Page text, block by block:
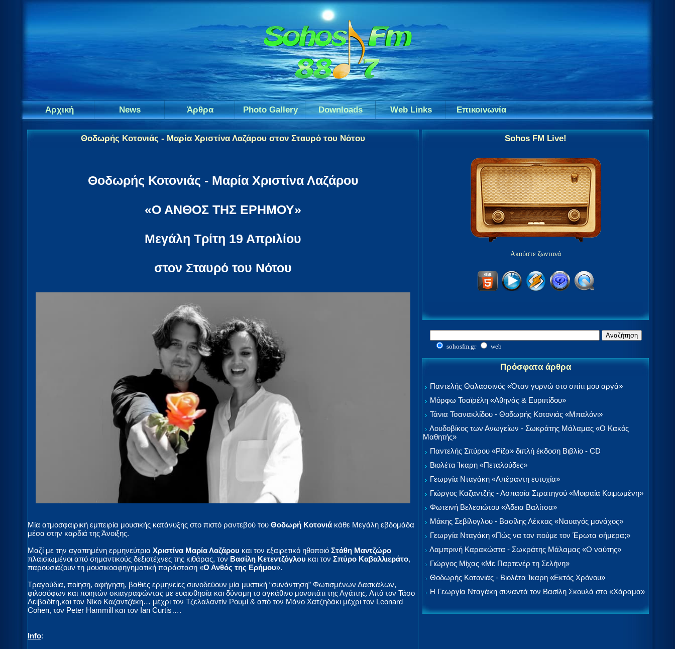
Αρχική News Άρθρα Photo Gallery Downloads Web Links Επικοινωνία
Θοδωρής Κοτονιάς - Μαρία Χριστίνα Λαζάρου στον Σταυρό του Νότου
Θοδωρής Κοτονιάς - Μαρία Χριστίνα Λαζάρου
«Ο ΑΝΘΟΣ ΤΗΣ ΕΡΗΜΟΥ»
Μεγάλη Τρίτη 19 Απριλίου
στον Σταυρό του Νότου
Μία ατμοσφαιρική εμπειρία μουσικής κατάνυξης στο πιστό ραντεβού του Θοδωρή Κοτονιά κάθε Μεγάλη εβδομάδα
μέσα στην καρδιά της Άνοιξης.
Μαζί με την αγαπημένη ερμηνεύτρια Χριστίνα Μαρία Λαζάρου και τον εξαιρετικό ηθοποιό Στάθη Μαντζώρο
πλαισιωμένοι από σημαντικούς δεξιοτέχνες της κιθάρας, τον Βασίλη Κετεντζόγλου και τον Σπύρο Καβαλλιεράτο,
παρουσιάζουν τη μουσικοαφηγηματική παράσταση «Ο Ανθός της Ερήμου».
Τραγούδια, ποίηση, αφήγηση, βαθιές ερμηνείες συνοδεύουν μία μυστική “συνάντηση” Φωτισμένων Δασκάλων,
φιλοσόφων και ποιητών σκιαγραφώντας με ευαισθησία και δύναμη το αγκάθινο μονοπάτι της Αγάπης. Από τον Τάσο
Λειβαδίτη,και τον Νίκο Καζαντζάκη… μέχρι τον Τζελαλαντίν Ρουμί & από τον Μάνο Χατζηδάκι μέχρι τον Leonard
Cohen, τον Peter Hammill και τον Ian Curtis….
Info:
Sohos FM Live!
Ακούστε ζωντανά
sohosfm.gr web
Πρόσφατα άρθρα
Παντελής Θαλασσινός «Όταν γυρνώ στο σπίτι μου αργά»
Μόρφω Τσαϊρέλη «Αθηνάς & Ευριπίδου»
Τάνια Τσανακλίδου - Θοδωρής Κοτονιάς «Μπαλόνι»
Λουδοβίκος των Ανωγείων - Σωκράτης Μάλαμας «Ο Κακός
Μαθητής»
Παντελής Σπύρου «Ρίζα» διπλή έκδοση Βιβλίο - CD
Βιολέτα Ίκαρη «Πεταλούδες»
Γεωργία Νταγάκη «Aπέραντη ευτυχία»
Γιώργος Καζαντζής - Ασπασία Στρατηγού «Μοιραία Κοιμωμένη»
Φωτεινή Βελεσιώτου «Άδεια Βαλίτσα»
Μάκης Σεβίλογλου - Βασίλης Λέκκας «Ναυαγός μονάχος»
Γεωργία Νταγάκη «Πώς να τον πούμε τον Έρωτα σήμερα;»
Λαμπρινή Καρακώστα - Σωκράτης Μάλαμας «Ο ναύτης»
Γιώργος Μίχας «Με Παρτενέρ τη Σελήνη»
Θοδωρής Κοτονιάς - Βιολέτα Ίκαρη «Εκτός Χρόνου»
Η Γεωργία Νταγάκη συναντά τον Βασίλη Σκουλά στο «Χάραμα»